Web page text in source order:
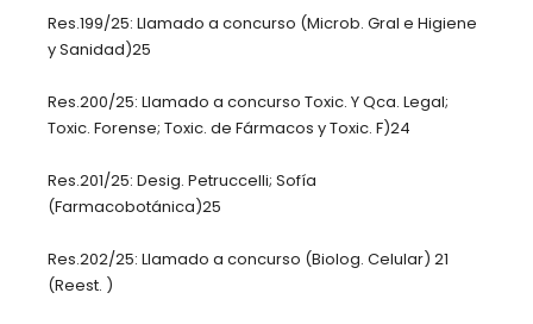
Res.199/25: Llamado a concurso (Microb. Gral e Higiene
y Sanidad)25
Res.200/25: Llamado a concurso Toxic. Y Qca. Legal;
Toxic. Forense; Toxic. de Fármacos y Toxic. F)24
Res.201/25: Desig. Petruccelli; Sofía
(Farmacobotánica)25
Res.202/25: Llamado a concurso (Biolog. Celular) 21
(Reest. )